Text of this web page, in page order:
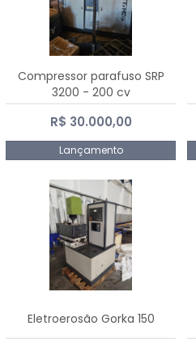
Compressor parafuso SRP
3200 - 200 cv
R$ 30.000,00
Lançamento
Eletroerosão Gorka 150